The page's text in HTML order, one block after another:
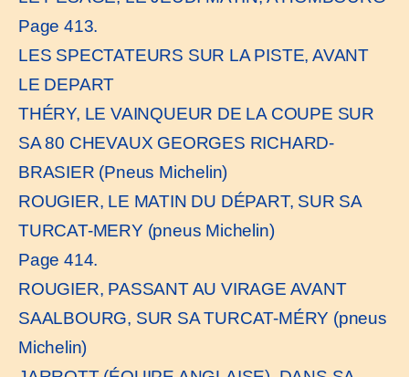
Page 413.
LES SPECTATEURS SUR LA PISTE, AVANT
LE DEPART
THÉRY, LE VAINQUEUR DE LA COUPE SUR
SA 80 CHEVAUX GEORGES RICHARD-
BRASIER (Pneus Michelin)
ROUGIER, LE MATIN DU DÉPART, SUR SA
TURCAT-MERY (pneus Michelin)
Page 414.
ROUGIER, PASSANT AU VIRAGE AVANT
SAALBOURG, SUR SA TURCAT-MÉRY (pneus
Michelin)